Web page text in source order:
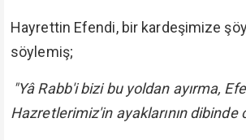
Hayrettin Efendi, bir kardeşimize
söylemiş;
"Yâ Rabb'i bizi bu yoldan ayırma,
Hazretlerimiz'in ayaklarının dibinde